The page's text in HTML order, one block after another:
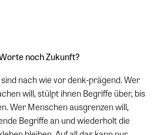
noch Zukunft?
nach wie vor denk-prägend. Wer
will, stülpt ihnen Begriffe über, bis
Wer Menschen ausgrenzen will,
Begriffe an und wiederholt die